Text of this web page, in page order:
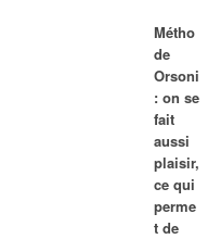
Métho
de
Orsoni
: on se
fait
aussi
plaisir,
ce qui
perme
t de